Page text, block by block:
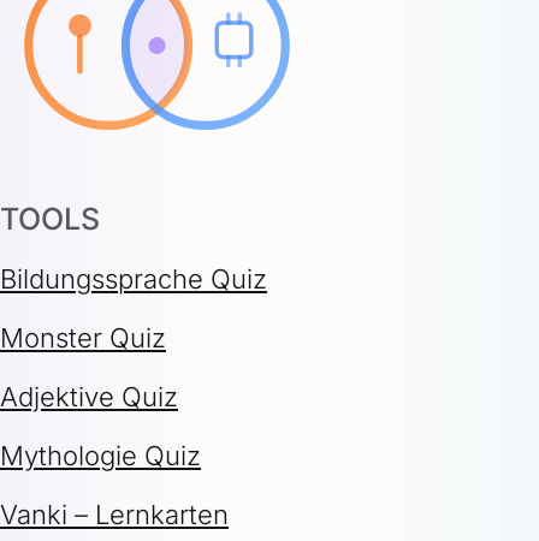
TOOLS
Bildungssprache Quiz
Monster Quiz
Adjektive Quiz
Mythologie Quiz
Vanki – Lernkarten